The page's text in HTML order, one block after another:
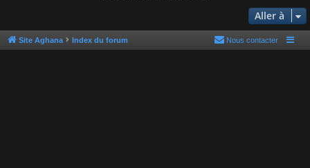
h
e
Aller à
Site Aghana Index du forum Nous contacter